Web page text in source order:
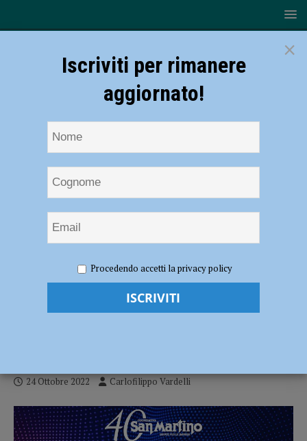
serve il bis: 3-0 sul campo del Sant’Anna Tomcar
Volley, Serie B – La Canottieri Ongina
24 Ottobre 2022 Carlofilippo Vardelli
×
Iscriviti per rimanere
aggiornato!
Procedendo accetti la privacy policy